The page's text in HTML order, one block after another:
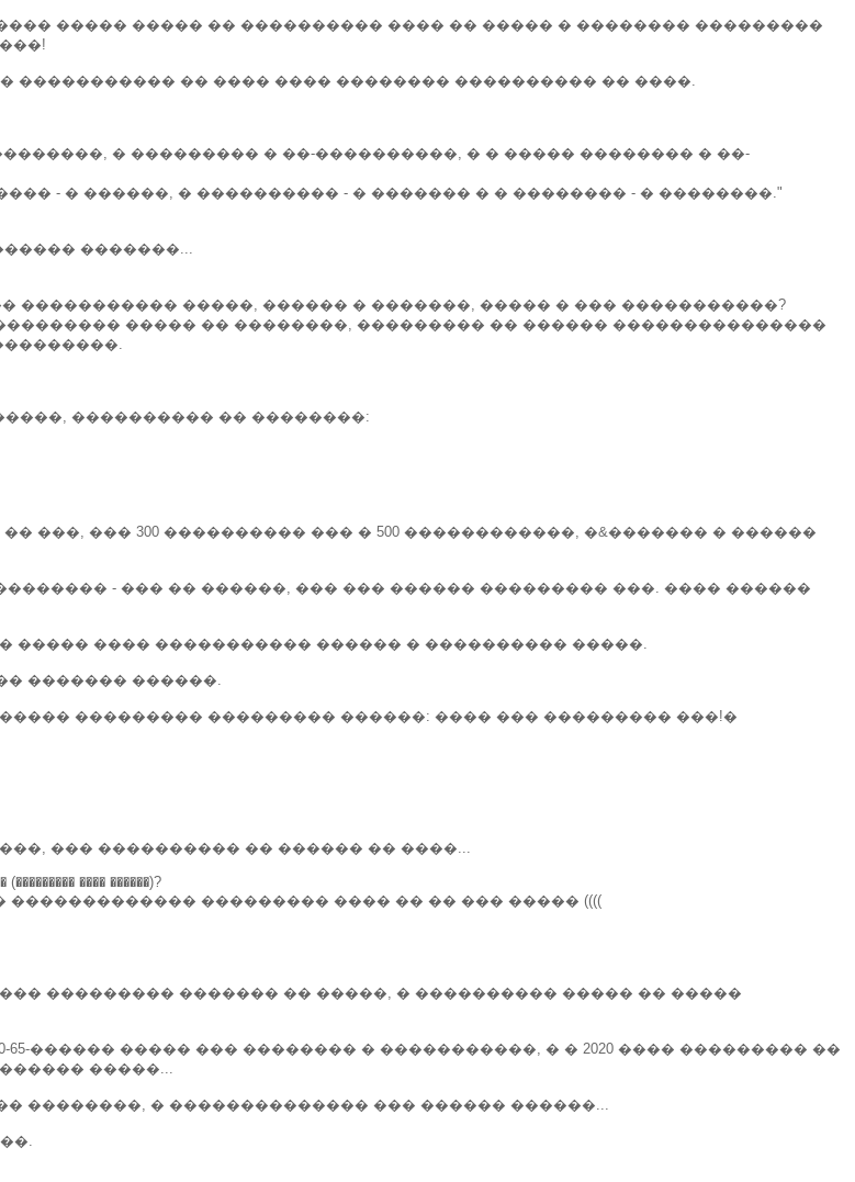
����� ����� �� ���������� ���� �� ����� � �������� ���������
�� ���� ���� �������� ���������� �� ����.
� ��������� � ��-����������, � � ����� �������� � ��-
- � ������, � ���������� - � ������� � � �������� - � ��������."
�������...
����������� �����, ������ � �������, ����� � ��� �����������?
����� �� ��������, ��������� �� ������ ���������������
���������� �� ��������:
��� 300 ���������� ��� � 500 ������������, �&������� � ������
- ��� �� ������, ��� ��� ������ ��������� ���. ���� ������
����� ���� ����������� ������ � ���������� �����.
������� ������.
��������� ��������� ������: ���� ��� ��������� ���!�
��� ���������� �� ������ �� ����...
(��������� ���� ������)?
��������� ���� �� �� ��� ����� ((((
��������� ������� �� �����, � ���������� ����� �� �����
������ ����� ��� �������� � �����������, � � 2020 ���� ��������� ��
�����...
��������, � �������������� ��� ������ ������...